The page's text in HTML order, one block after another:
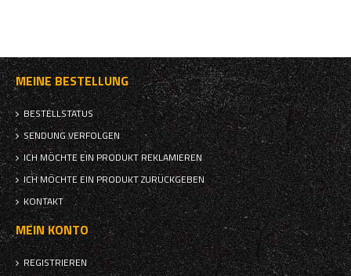
MEINE BESTELLUNG
BESTELLSTATUS
SENDUNG VERFOLGEN
ICH MÖCHTE EIN PRODUKT REKLAMIEREN
ICH MÖCHTE EIN PRODUKT ZURÜCKGEBEN
KONTAKT
MEIN KONTO
REGISTRIEREN